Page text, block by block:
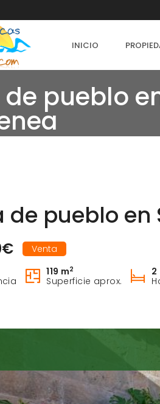
INICIO
pueblo
de pueblo en
Venta
119 m2
Superficie aprox.
2